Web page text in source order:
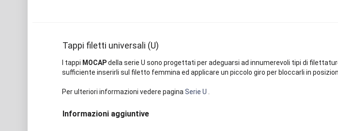
Tappi filetti universali (U)
I tappi MOCAPdella serie U sono progettati per adeguarsi ad innumerevoli tipi di
sufficiente inserirli sul filetto femmina ed applicare un piccolo giro per bloccarli in
Per ulteriori informazioni vedere pagina Serie U
Informazioni aggiuntive